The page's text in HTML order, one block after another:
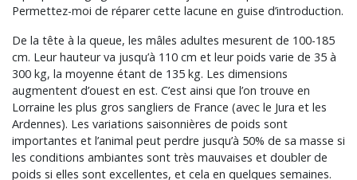
Permettez-moi de réparer cette lacune en guise d’introduction.
De la tête à la queue, les mâles adultes mesurent de 100-185
cm. Leur hauteur va jusqu’à 110 cm et leur poids varie de 35 à
300 kg, la moyenne étant de 135 kg. Les dimensions
augmentent d’ouest en est. C’est ainsi que l’on trouve en
Lorraine les plus gros sangliers de France (avec le Jura et les
Ardennes). Les variations saisonnières de poids sont
importantes et l’animal peut perdre jusqu’à 50% de sa masse si
les conditions ambiantes sont très mauvaises et doubler de
poids si elles sont excellentes, et cela en quelques semaines.